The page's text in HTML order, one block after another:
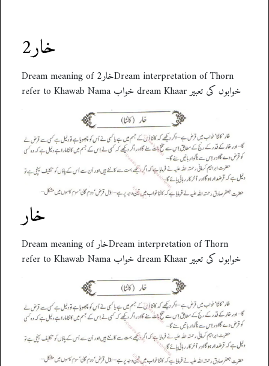
خار2
Dream meaning of خار2Dream interpretation of Thorn
refer to Khawab Nama خواب dream Khaar خوابوں کی تعبیر
خار
Dream meaning of خارDream interpretation of Thorn
refer to Khawab Nama خواب dream Khaar خوابوں کی تعبیر